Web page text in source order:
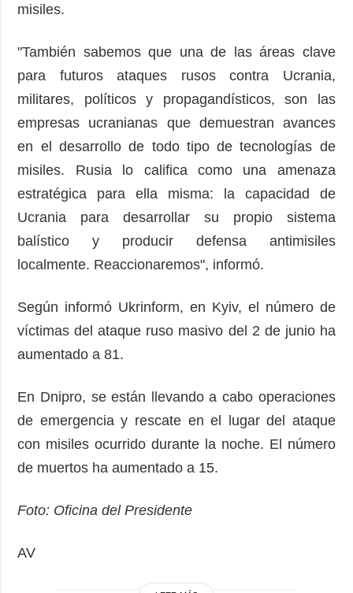
misiles.
"También sabemos que una de las áreas clave
para futuros ataques rusos contra Ucrania,
militares, políticos y propagandísticos, son las
empresas ucranianas que demuestran avances
en el desarrollo de todo tipo de tecnologías de
misiles. Rusia lo califica como una amenaza
estratégica para ella misma: la capacidad de
Ucrania para desarrollar su propio sistema
balístico y producir defensa antimisiles
localmente. Reaccionaremos", informó.
Según informó Ukrinform, en Kyiv, el número de
víctimas del ataque ruso masivo del 2 de junio ha
aumentado a 81.
En Dnipro, se están llevando a cabo operaciones
de emergencia y rescate en el lugar del ataque
con misiles ocurrido durante la noche. El número
de muertos ha aumentado a 15.
Foto: Oficina del Presidente
AV